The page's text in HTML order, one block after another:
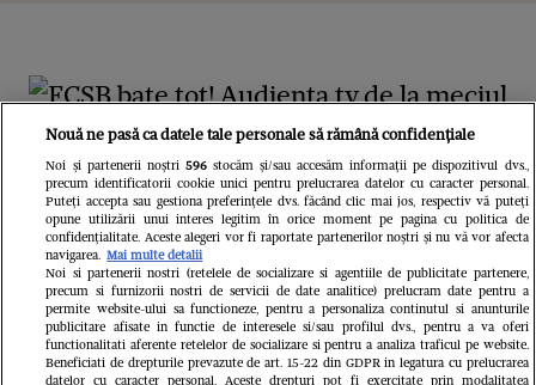
FANATIK.RO
FCSB bate tot! Audiența tv de la
meciul cu Csikszereda, peste derby-
Nouă ne pasă ca datele tale personale să rămână confidențiale
Noi și partenerii noștri 596stocăm și/sau accesăm informații pe dispozitivul dvs.,
precum identificatorii cookie unici pentru prelucrarea datelor cu caracter personal.
Puteți accepta sau gestiona preferințele dvs. făcând clic mai jos, respectiv vă puteți
opune utilizării unui interes legitim în orice moment pe pagina cu politica de
confidențialitate. Aceste alegeri vor fi raportate partenerilor noștri și nu vă vor afecta
navigarea. Mai multe detalii
Noi si partenerii nostri (retelele de socializare si agentiile de publicitate partenere,
precum si furnizorii nostri de servicii de date analitice) prelucram date pentru a
permite website-ului sa functioneze, pentru a personaliza continutul si anunturile
publicitare afisate in functie de interesele si/sau profilul dvs., pentru a va oferi
functionalitati aferente retelelor de socializare si pentru a analiza traficul pe website.
Beneficiati de drepturile prevazute de art. 15-22 din GDPR in legatura cu prelucrarea
datelor cu caracter personal. Aceste drepturi pot fi exercitate prin modalitatea